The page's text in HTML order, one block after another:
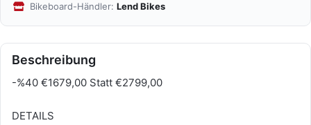
Bikeboard-Händler: Lend Bikes
Beschreibung
-%40 €1679,00 Statt €2799,00
DETAILS